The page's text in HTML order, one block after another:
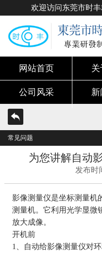
欢迎访问东莞市时
网站首页 关
公司风采
常见问题
为您讲解自动
发布时
影像测量仪是坐标测量机
测量机。它利用光学显微
放大成像。
开机前
1、自动给影像测量仪对